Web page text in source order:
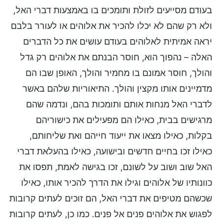
בעודם מסייעים לזולת ותומכים בו באמצעות דברי האל,
ולא רק שהם לא יכלו להכיר את אלוהים או לעורר בלבם
יראה אמיתית לאלוהים בעודם עושים את כל הדברים
האלה – נהפוך הוא, חוסר הבנתם את אלוהים רק גדל
והולך, חוסר אמונם בו מחמיר והולך, האופן שבו הם
מדמיינים אותו מקצין והולך. התיאוריות שלהם באשר
לדברי האל מנחות אותם ותומכות בהם, ונדמה שהם
מרגישים בבית, כאילו הם מפעילים את כישוריהם
בקלות, כאילו מצאו את ייעוד חייהם ואת שליחותם,
כאילו זכו בחיים חדשים ובישועה, כאילו בהעלאת דברי
האל שוב ושוב על לשונם, זכו בגישה לאמת, תפסו את
כוונותיו של אלוהים וגילו את הדרך להכיר אותו, כאילו
שכשהם מטיפים את דברי האל, הם זוכים לעתים קרובות
לפגוש את אלוהים פנים אל פנים. כמו כן, לעתים קרובות